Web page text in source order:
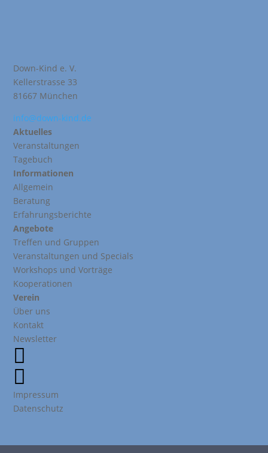
Down-Kind e. V.
Kellerstrasse 33
81667 München
info@down-kind.de
Aktuelles
Veranstaltungen
Tagebuch
Informationen
Allgemein
Beratung
Erfahrungsberichte
Angebote
Treffen und Gruppen
Veranstaltungen und Specials
Workshops und Vorträge
Kooperationen
Verein
Über uns
Kontakt
Newsletter


Impressum
Datenschutz